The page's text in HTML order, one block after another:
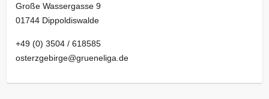
Große Wassergasse 9
01744 Dippoldiswalde
+49 (0) 3504 / 618585
osterzgebirge@grueneliga.de